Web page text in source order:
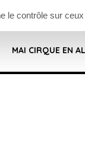
MAI CIRQUE EN
le contrôle sur